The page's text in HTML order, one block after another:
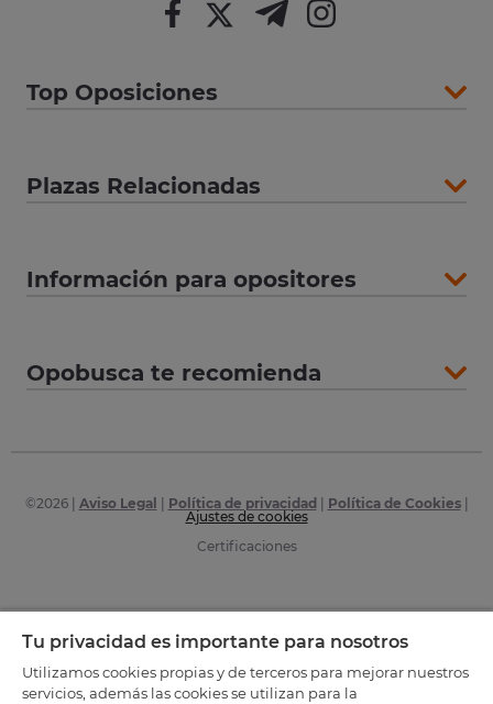
Top Oposiciones
Plazas Relacionadas
Información para opositores
Opobusca te recomienda
©2026| Aviso Legal Política de privacidad Política de Cookies|
Ajustes de cookies
Certificaciones
Tu privacidad es importante para nosotros
Utilizamos cookies propias y de terceros para mejorar nuestros
servicios, además las cookies se utilizan para la